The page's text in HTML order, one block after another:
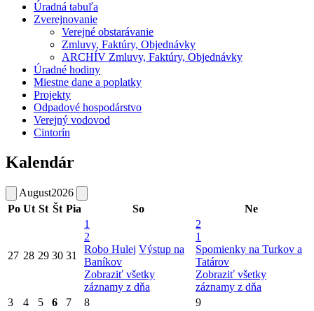
Úradná tabuľa
Zverejnovanie
Verejné obstarávanie
Zmluvy, Faktúry, Objednávky
ARCHÍV Zmluvy, Faktúry, Objednávky
Úradné hodiny
Miestne dane a poplatky
Projekty
Odpadové hospodárstvo
Verejný vodovod
Cintorín
Kalendár
August2026
Po Ut St Št Pia So Ne
27 28 29 30 31
1
2
Robo Hulej Výstup na
Baníkov
Zobraziť všetky
záznamy z dňa
2
1
Spomienky na Turkov a
Tatárov
Zobraziť všetky
záznamy z dňa
3
4 5 6 7 8
9